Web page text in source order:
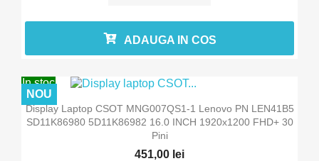
ADAUGA IN COS
In stoc
Display Laptop CSOT MNG007QS1-1 Lenovo PN LEN41B5
SD11K86980 5D11K86982 16.0 INCH 1920x1200 FHD+ 30
Pini
451,00 lei
NOU